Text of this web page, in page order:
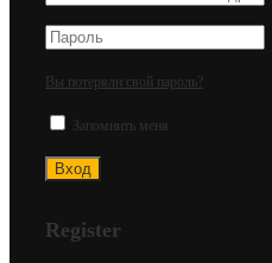
Вы потеряли свой пароль?
Запомнить меня
Register